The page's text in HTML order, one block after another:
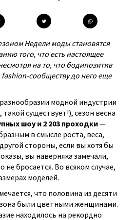
Недели моды становятся
того, что есть настоящее
на то, что бодипозитив
fashion-сообществу до него еще
модной индустрии
такой существует!), сезон весна
шоу и 2 203 проходки—
в смысле роста, веса,
стороны, если вы хотя бы
вы наверняка замечали,
не бросается. Во всяком случае,
моделей.
что половина из десяти
были цветными женщинами.
находилось на рекордно